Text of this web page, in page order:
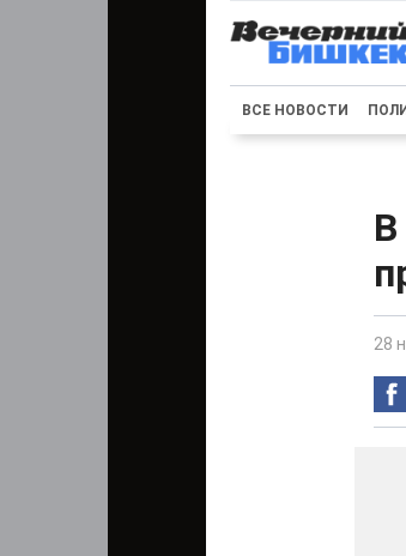
ВСЕ НОВОСТИ
28